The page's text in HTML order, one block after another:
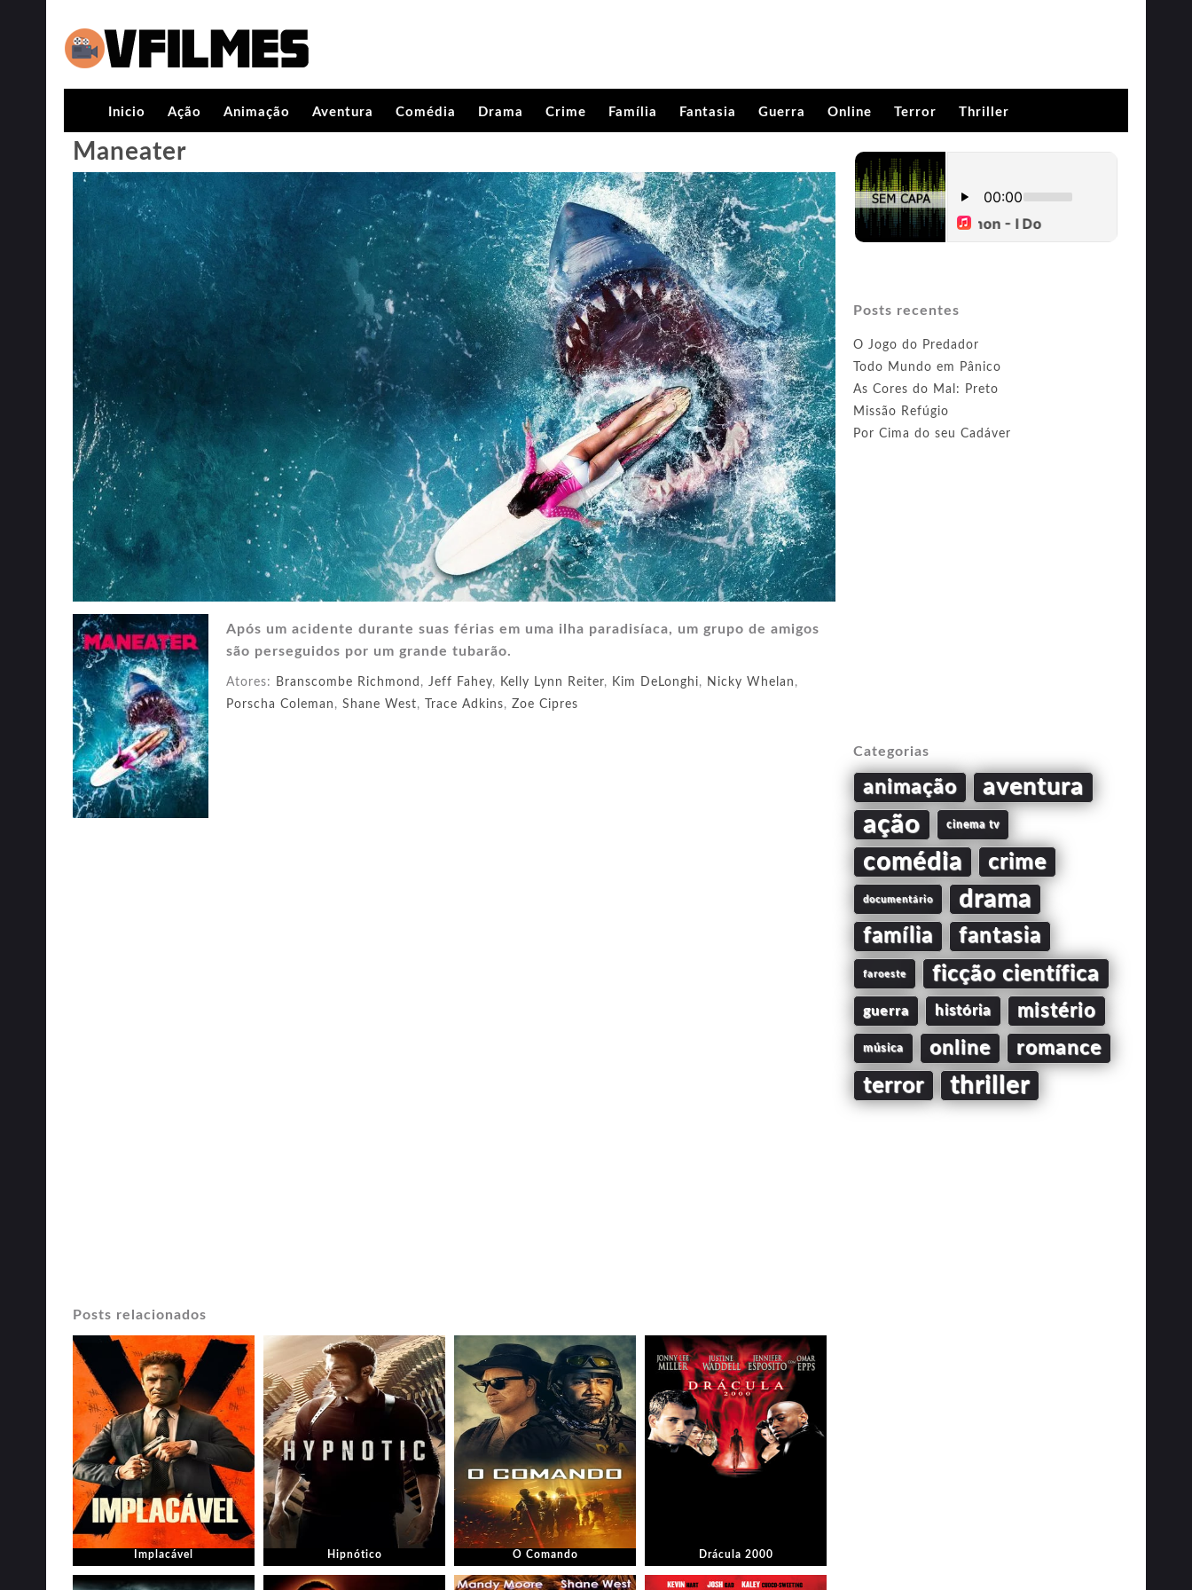
Inicio Ação Animação Aventura Comédia Drama Crime Família Fantasia Guerra Online Terror Thriller
Maneater
Após um acidente durante suas férias em uma ilha paradisíaca, um grupo de amigos
são perseguidos por um grande tubarão.
Atores: Branscombe Richmond , Jeff Fahey, Kelly Lynn Reiter, Kim DeLonghi, Nicky Whelan ,
Porscha Coleman , Shane West, Trace Adkins, Zoe Cipres
Posts relacionados
Implacável Hipnótico O Comando Drácula 2000
Posts recentes
O Jogo do Predador
Todo Mundo em Pânico
As Cores do Mal: Preto
Missão Refúgio
Por Cima do seu Cadáver
Categorias
animação aventura
ação cinema tv
comédia crime
documentário drama
família fantasia
faroeste ficção científica
guerra história mistério
música online romance
terror thriller